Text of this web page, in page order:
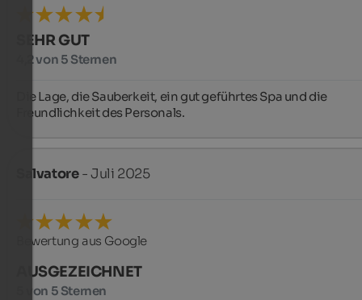
SEHR GUT
4,2 von 5 Sternen
Die Lage, die Sauberkeit, ein gut geführtes Spa und die
Freundlichkeit des Personals.
Salvatore- Juli 2025
Bewertung aus Google
AUSGEZEICHNET
5 von 5 Sternen